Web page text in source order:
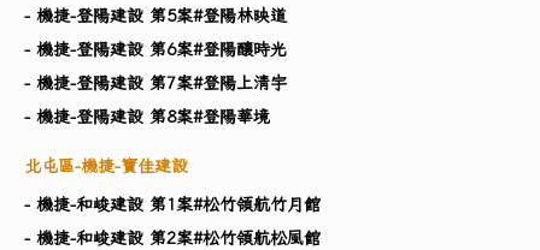
- 機捷-登陽建設 第5案#登陽林映道
- 機捷-登陽建設 第6案#登陽釀時光
- 機捷-登陽建設 第7案#登陽上清宇
- 機捷-登陽建設 第8案#登陽華境
北屯區-機捷-寶佳建設
- 機捷-和峻建設 第1案#松竹領航竹月館
- 機捷-和峻建設 第2案#松竹領航松風館